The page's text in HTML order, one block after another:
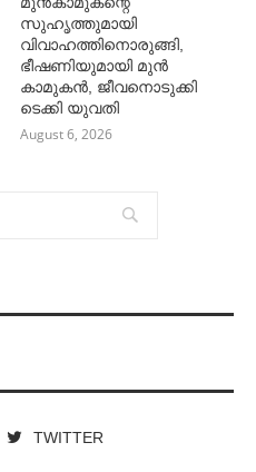
സുഹൃത്തുമായി
വിവാഹത്തിനൊരുങ്ങി,
ഭീഷണിയുമായി മുൻ
കാമുകൻ, ജീവനൊടുക്കി
ടെക്കി യുവതി
August 6, 2026
TWITTER